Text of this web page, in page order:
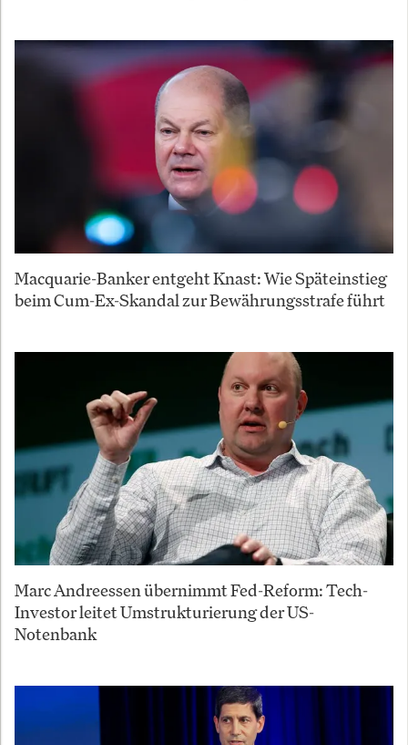
Macquarie-Banker entgeht Knast: Wie Späteinstieg
beim Cum-Ex-Skandal zur Bewährungsstrafe führt
Marc Andreessen übernimmt Fed-Reform: Tech-
Investor leitet Umstrukturierung der US-
Notenbank